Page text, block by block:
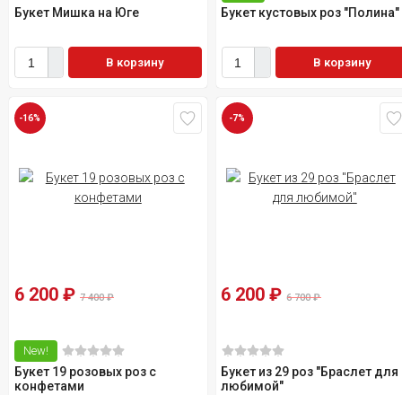
Букет Мишка на Юге
В корзину
Букет кустовых роз "Полина"
В корзину
-16%
6 200 ₽ 7 400₽
New!
Букет 19 розовых роз с
конфетами
-7%
6 200₽ 6 700₽
Букет из 29 роз "Браслет для
любимой"